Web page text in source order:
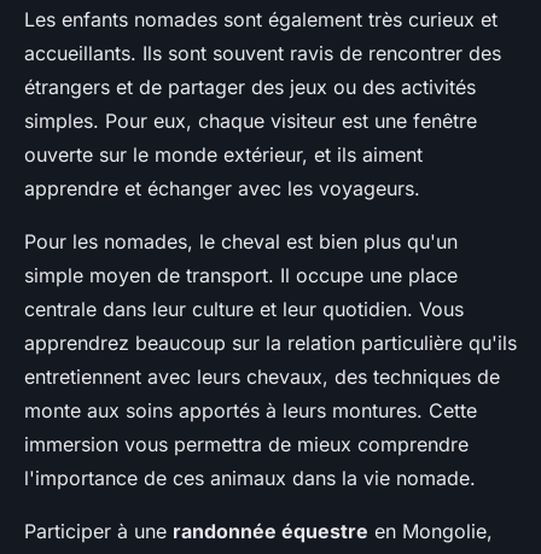
Les enfants nomades sont également très curieux et
accueillants. Ils sont souvent ravis de rencontrer des
étrangers et de partager des jeux ou des activités
simples. Pour eux, chaque visiteur est une fenêtre
ouverte sur le monde extérieur, et ils aiment
apprendre et échanger avec les voyageurs.
Pour les nomades, le cheval est bien plus qu'un
simple moyen de transport. Il occupe une place
centrale dans leur culture et leur quotidien. Vous
apprendrez beaucoup sur la relation particulière qu'ils
entretiennent avec leurs chevaux, des techniques de
monte aux soins apportés à leurs montures. Cette
immersion vous permettra de mieux comprendre
l'importance de ces animaux dans la vie nomade.
Participer à une randonnée équestre en Mongolie,